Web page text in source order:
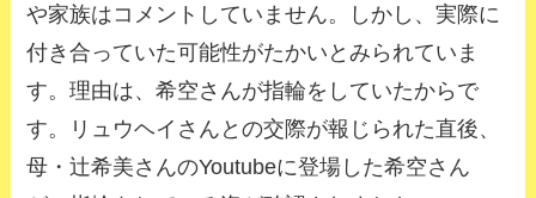
や家族はコメントしていません。しかし、実際に
付き合っていた可能性がたかいとみられていま
す。理由は、希空さんが指輪をしていたからで
す。リュウヘイさんとの交際が報じられた直後、
母・辻希美さんのYoutubeに登場した希空さん